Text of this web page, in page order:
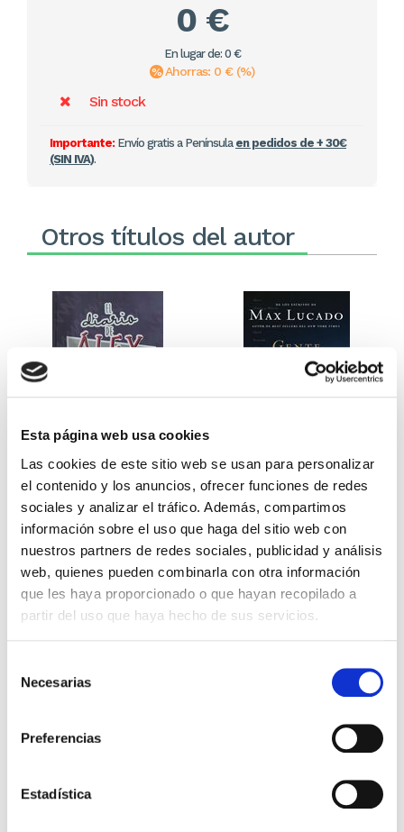
Esta página web usa cookies
Las cookies de este sitio web se usan para personalizar
el contenido y los anuncios, ofrecer funciones de redes
sociales y analizar el tráfico. Además, compartimos
información sobre el uso que haga del sitio web con
nuestros partners de redes sociales, publicidad y análisis
web, quienes pueden combinarla con otra información
que les haya proporcionado o que hayan recopilado a
partir del uso que haya hecho de sus servicios.
Necesarias
Preferencias
Estadística
0 €
En lugar de: 0 €
Ahorras: 0 € (%)
Sin stock
Importante:Envío gratis a Península en pedidos de + 30€
(SIN IVA).
Otros títulos del autor
El diario de Álex 3: ¡Álex,
cámara y acción!
Miguel Ángel Gómez & Pedro
9,99€ 0,50€ (5%)
9,49€
Stock:-
Gente Común Perdidos y
Hallados
Max Lucado
16,00€ 0,80€ (5%)
15,20€
Stock:-